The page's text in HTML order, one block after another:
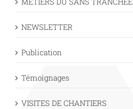
NEWSLETTER
Publication
Témoignages
VISITES DE CHANTIERS